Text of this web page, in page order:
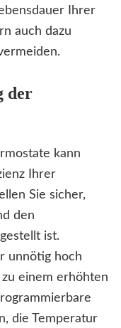
Ihrer
auch dazu
der
kann
Ihrer
Sie sicher,
den
ist.
unnötig hoch
einem erhöhten
die Temperatur